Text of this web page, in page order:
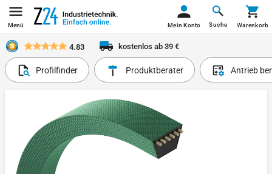
Menü Suche
Mein Konto Warenkorb
4.83 kostenlos ab 39 €
Profilfinder Produktberater Antrieb